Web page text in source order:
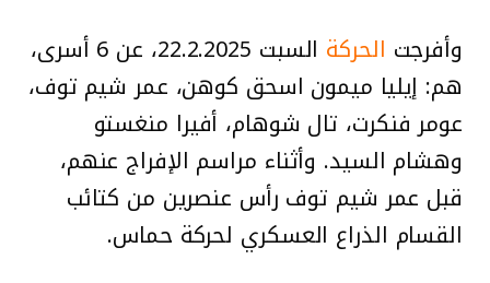
وأفرجت الحركة
السبت 22.2.2025، عن 6 أسرى،
هم: إيليا ميمون اسحق كوهن، عمر شيم توف،
عومر فنكرت، تال شوهام، أفيرا منغستو
وهشام السيد. وأثناء مراسم الإفراج عنهم،
قبل عمر شيم توف رأس عنصرين من كتائب
القسام الذراع العسكري لحركة حماس.